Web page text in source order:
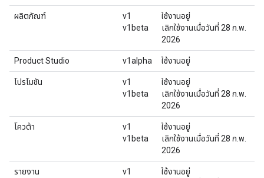
ผลิตภัณฑ์
v1
v1beta
ใช้งานอยู่
เลิกใช้งานเมื่อวันที่ 28 ก.พ.
2026
Product Studio v1alpha ใช้งานอยู่
โปรโมชัน
v1
v1beta
ใช้งานอยู่
เลิกใช้งานเมื่อวันที่ 28 ก.พ.
2026
โควต้า
v1
v1beta
ใช้งานอยู่
เลิกใช้งานเมื่อวันที่ 28 ก.พ.
2026
รายงาน
v1
ใช้งานอยู่